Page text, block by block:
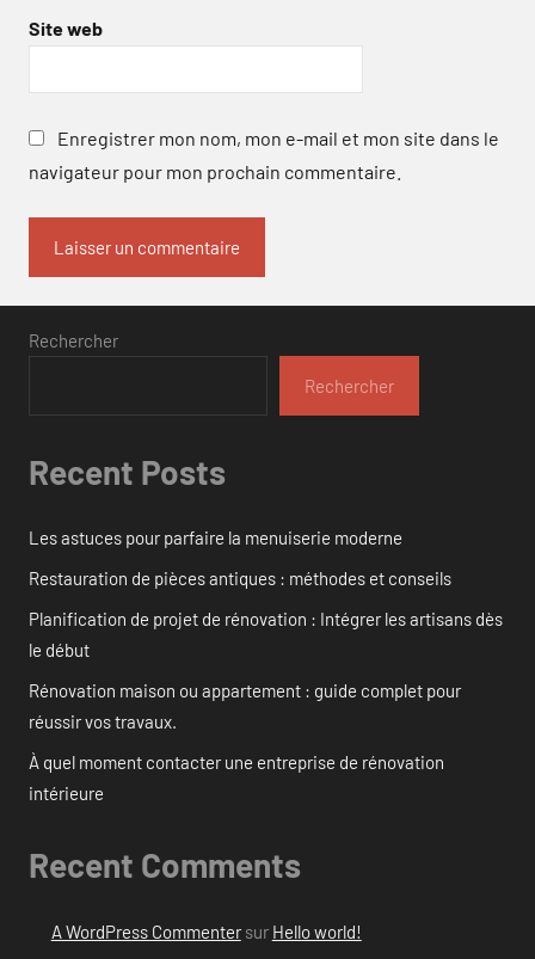
Site web
Enregistrer mon nom, mon e-mail et mon site dans le
navigateur pour mon prochain commentaire.
Rechercher
Rechercher
Recent Posts
Les astuces pour parfaire la menuiserie moderne
Restauration de pièces antiques : méthodes et conseils
Planification de projet de rénovation : Intégrer les artisans dès
le début
Rénovation maison ou appartement : guide complet pour
réussir vos travaux.
À quel moment contacter une entreprise de rénovation
intérieure
Recent Comments
A WordPress Commentersur Hello world!